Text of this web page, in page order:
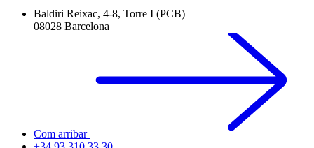
Baldiri Reixac, 4-8, Torre I (PCB)
08028 Barcelona
Com arribar